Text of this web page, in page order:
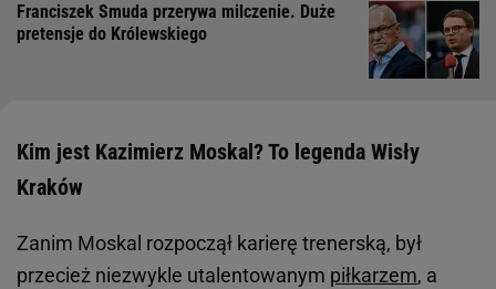
Franciszek Smuda przerywa milczenie. Duże
pretensje do Królewskiego
Kim jest Kazimierz Moskal? To legenda Wisły
Kraków
Zanim Moskal rozpoczął karierę trenerską, był
przecież niezwykle utalentowanym piłkarzem, a